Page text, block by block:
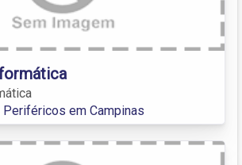
em Campinas